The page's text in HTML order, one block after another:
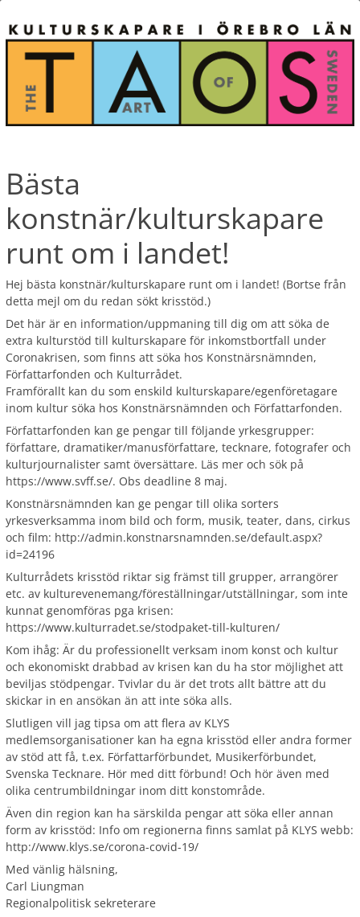
Bästa
konstnär/kulturskapare
runt om i landet!
Hej bästa konstnär/kulturskapare runt om i landet! (Bortse från
detta mejl om du redan sökt krisstöd.)
Det här är en information/uppmaning till dig om att söka de
extra kulturstöd till kulturskapare för inkomstbortfall under
Coronakrisen, som finns att söka hos Konstnärsnämnden,
Författarfonden och Kulturrådet.
Framförallt kan du som enskild kulturskapare/egenföretagare
inom kultur söka hos Konstnärsnämnden och Författarfonden.
Författarfonden kan ge pengar till följande yrkesgrupper:
författare, dramatiker/manusförfattare, tecknare, fotografer och
kulturjournalister samt översättare. Läs mer och sök på
https://www.svff.se/. Obs deadline 8 maj.
Konstnärsnämnden kan ge pengar till olika sorters
yrkesverksamma inom bild och form, musik, teater, dans, cirkus
och film: http://admin.konstnarsnamnden.se/default.aspx?
id=24196
Kulturrådets krisstöd riktar sig främst till grupper, arrangörer
etc. av kulturevenemang/föreställningar/utställningar, som inte
kunnat genomföras pga krisen:
https://www.kulturradet.se/stodpaket-till-kulturen/
Kom ihåg: Är du professionellt verksam inom konst och kultur
och ekonomiskt drabbad av krisen kan du ha stor möjlighet att
beviljas stödpengar. Tvivlar du är det trots allt bättre att du
skickar in en ansökan än att inte söka alls.
Slutligen vill jag tipsa om att flera av KLYS
medlemsorganisationer kan ha egna krisstöd eller andra former
av stöd att få, t.ex. Författarförbundet, Musikerförbundet,
Svenska Tecknare. Hör med ditt förbund! Och hör även med
olika centrumbildningar inom ditt konstområde.
Även din region kan ha särskilda pengar att söka eller annan
form av krisstöd: Info om regionerna finns samlat på KLYS webb:
http://www.klys.se/corona-covid-19/
Med vänlig hälsning,
Carl Liungman
Regionalpolitisk sekreterare